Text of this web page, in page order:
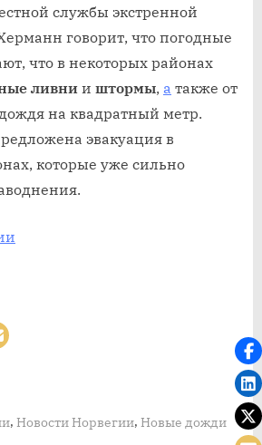
службы экстренной
говорит, что погодные
что в некоторых районах
ливни и штормы, а также от
на квадратный метр.
эвакуация в
которые уже сильно
,Новости Норвегии,Новые дожди